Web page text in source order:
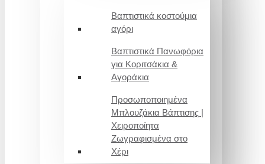
Βαπτιστικά κοστούμια
αγόρι
Βαπτιστικά Πανωφόρια
για Κοριτσάκια &
Αγοράκια
Προσωποποιημένα
Μπλουζάκια Βάπτισης |
Χειροποίητα
Ζωγραφισμένα στο
Χέρι